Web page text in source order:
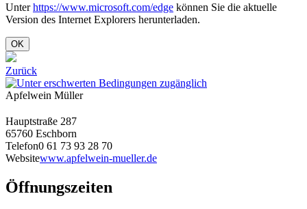
Unterhttps://www.microsoft.com/edge können Sie die aktuelle
Version des Internet Explorers herunterladen.
OK
Zurück
Apfelwein Müller
Hauptstraße 287
65760 Eschborn
Telefon0 61 73 93 28 70
Websitewww.apfelwein-mueller.de
Öffnungszeiten